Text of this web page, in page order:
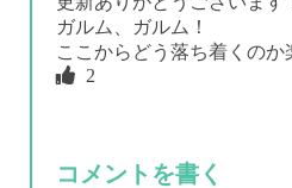
ガルム、ガルム！
ここからどう落ち着くのか
2
コメントを書く